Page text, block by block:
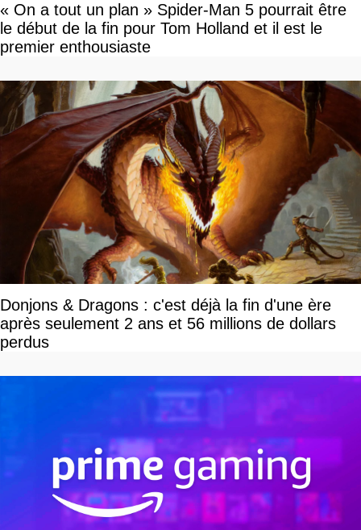
« On a tout un plan » Spider-Man 5 pourrait être
le début de la fin pour Tom Holland et il est le
premier enthousiaste
Donjons & Dragons : c'est déjà la fin d'une ère
après seulement 2 ans et 56 millions de dollars
perdus